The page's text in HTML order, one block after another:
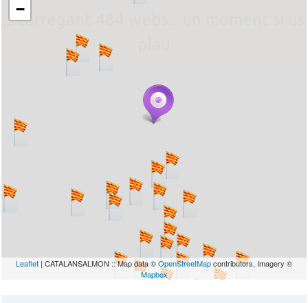
... carregant 484 webs... un moment si us
−
Leaflet | CATALANSALMON :: Map data ©OpenStreetMapcontributors, Imagery ©
Mapbox